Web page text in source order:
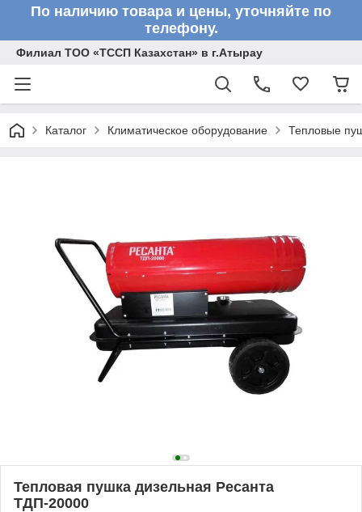
По наличию товара и цены, уточняйте по
телефону.
Филиал ТОО «ТССП Казахстан» в г.Атырау
Каталог Климатическое оборудование Тепловые
Тепловая пушка дизельная Ресанта
ТДП-20000